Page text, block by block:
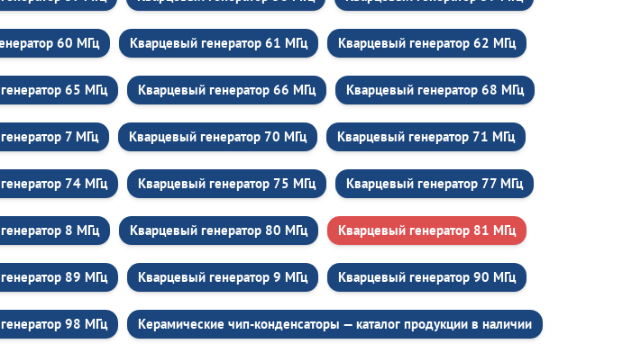
60 МГц Кварцевый генератор 61 МГц Кварцевый генератор 62 МГц
65 МГц Кварцевый генератор 66 МГц Кварцевый генератор 68 МГц
7 МГц Кварцевый генератор 70 МГц Кварцевый генератор 71 МГц
74 МГц Кварцевый генератор 75 МГц Кварцевый генератор 77 МГц
8 МГц Кварцевый генератор 80 МГц Кварцевый генератор 81 МГц
89 МГц Кварцевый генератор 9 МГц Кварцевый генератор 90 МГц
98 МГц Керамические чип-конденсаторы — каталог продукции в наличии